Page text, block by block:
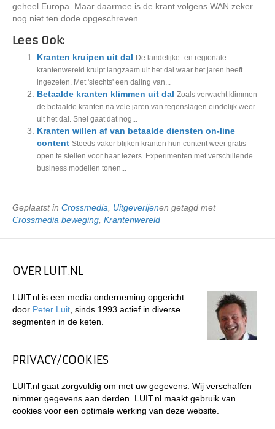
geheel Europa. Maar daarmee is de krant volgens WAN zeker
nog niet ten dode opgeschreven.
Lees Ook:
Kranten kruipen uit dal De landelijke- en regionale
krantenwereld kruipt langzaam uit het dal waar het jaren heeft
ingezeten. Met 'slechts' een daling van...
Betaalde kranten klimmen uit dal Zoals verwacht klimmen
de betaalde kranten na vele jaren van tegenslagen eindelijk weer
uit het dal. Snel gaat dat nog...
Kranten willen af van betaalde diensten on-line
content Steeds vaker blijken kranten hun content weer gratis
open te stellen voor haar lezers. Experimenten met verschillende
business modellen tonen...
Geplaatst in Crossmedia Uitgeverijenen getagd met
Crossmedia beweging Krantenwereld
OVER LUIT.NL
LUIT.nl is een media onderneming opgericht
door Peter Luit , sinds 1993 actief in diverse
segmenten in de keten.
PRIVACY/COOKIES
LUIT.nl gaat zorgvuldig om met uw gegevens. Wij verschaffen
nimmer gegevens aan derden. LUIT.nl maakt gebruik van
cookies voor een optimale werking van deze website.